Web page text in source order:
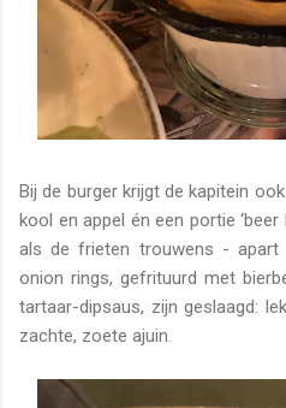
Bij de burger krijgt de kapitein
kool en appel én een portie
als de frieten trouwens - apart
onion rings, gefrituurd met
tartaar-dipsaus, zijn geslaagd:
zachte, zoete ajuin.